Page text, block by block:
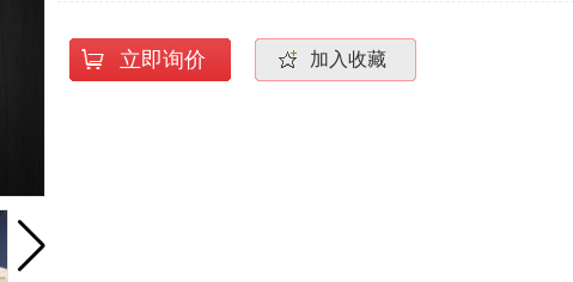
立即询价 加入收藏